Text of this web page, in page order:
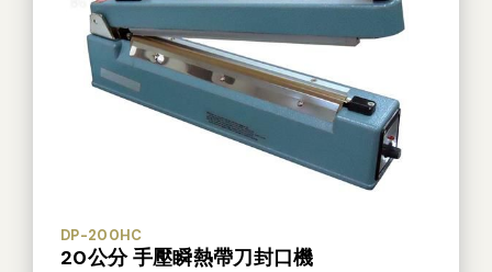
真空包裝袋 特製封口機
DP-200HC
20公分 手壓瞬熱帶刀封口機